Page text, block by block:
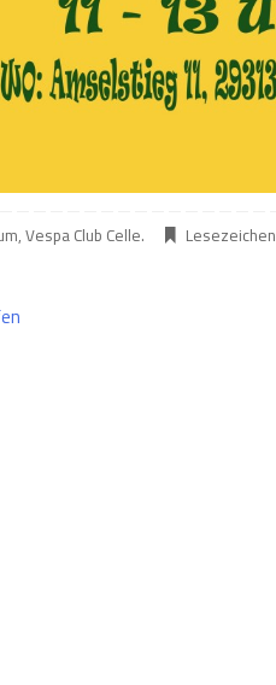
,Vespa Club Celle. Lesezeichen